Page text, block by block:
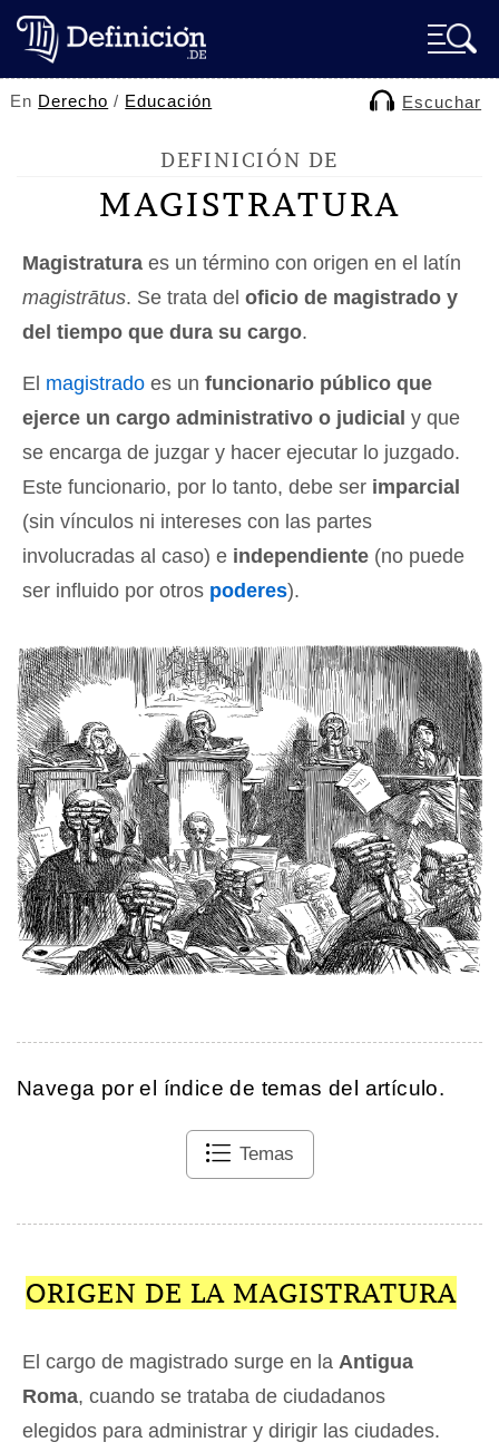
En Derecho / Educación Escuchar
DEFINICIÓN DE
MAGISTRATURA
Magistratura es un término con origen en el latín
magistrātus. Se trata del oficio de magistrado y
del tiempo que dura su cargo.
El magistrado es un funcionario público que
ejerce un cargo administrativo o judicial y que
se encarga de juzgar y hacer ejecutar lo juzgado.
Este funcionario, por lo tanto, debe ser imparcial
(sin vínculos ni intereses con las partes
involucradas al caso) e independiente (no puede
ser influido por otros poderes).
Navega por el índice de temas del artículo.
Temas
ORIGEN DE LA MAGISTRATURA
El cargo de magistrado surge en la Antigua
Roma, cuando se trataba de ciudadanos
elegidos para administrar y dirigir las ciudades.